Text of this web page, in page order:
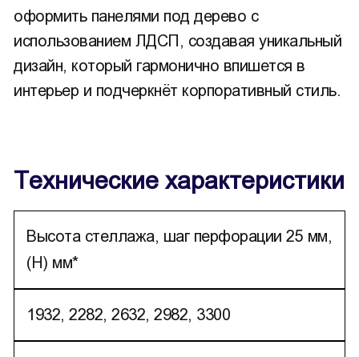
оформить панелями под дерево с
использованием ЛДСП, создавая уникальный
дизайн, который гармонично впишется в
интерьер и подчеркнёт корпоративный стиль.
Технические характеристики
Высота стеллажа, шаг перфорации 25 мм,
(H) мм*
1932, 2282, 2632, 2982, 3300